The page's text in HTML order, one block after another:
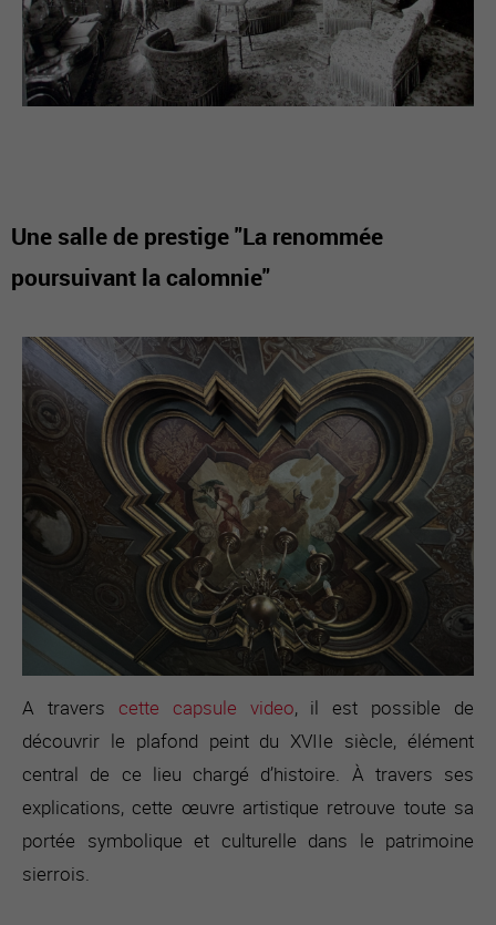
Une salle de prestige "La renommée
poursuivant la calomnie"
A travers cette capsule video, il est possible de
découvrir le plafond peint du XVIIe siècle, élément
central de ce lieu chargé d’histoire. À travers ses
explications, cette œuvre artistique retrouve toute sa
portée symbolique et culturelle dans le patrimoine
sierrois.